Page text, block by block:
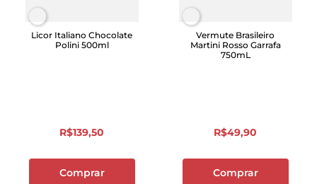
Licor Italiano Chocolate
Polini 500ml
R$139,50
Comprar
Vermute Brasileiro
Martini Rosso Garrafa
750mL
R$49,90
Comprar